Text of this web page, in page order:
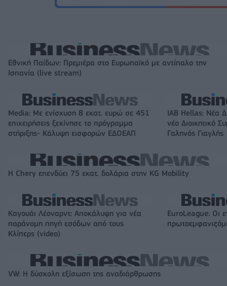
Εθνική Παίδων: Πρεμιέρα στο Ευρωπαϊκό με αντίπαλο την
Ισπανία (live stream)
Media: Με ενίσχυση 8 εκατ. ευρώ σε 451
επιχειρήσεις ξεκίνησε το πρόγραμμα
στήριξης- Κάλυψη εισφορών ΕΔΟΕΑΠ
IAB Hellas: Νέα
νέο Διοικητικό
Γαληνός Γιαγλής
Η Chery επενδύει 75 εκατ. δολάρια στην KG Mobility
Καγουάι Λέοναρντ: Αποκάλυψη για νέα
παράνομη πηγή εσόδων από τους
Κλίπερς (video)
EuroLeague: Οι
VW: Η δύσκολη εξίσωση της αναδιάρθρωσης